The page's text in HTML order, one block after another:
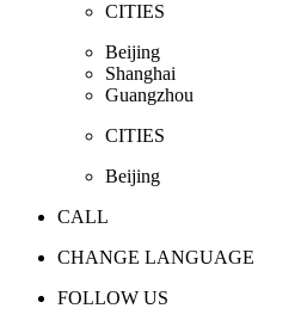
CITIES
Beijing
Shanghai
Guangzhou
CITIES
Beijing
CALL
CHANGE LANGUAGE
FOLLOW US